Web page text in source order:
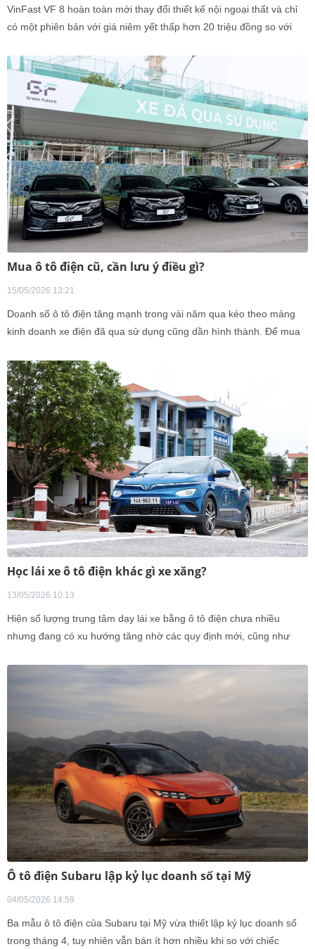
VinFast VF 8 hoàn toàn mới thay đổi thiết kế nội ngoại thất và chỉ
có một phiên bản với giá niêm yết thấp hơn 20 triệu đồng so với
Mua ô tô điện cũ, cần lưu ý điều gì?
15/05/2026 13:21
Doanh số ô tô điện tăng mạnh trong vài năm qua kéo theo mảng
kinh doanh xe điện đã qua sử dụng cũng dần hình thành. Để mua
Học lái xe ô tô điện khác gì xe xăng?
13/05/2026 10:13
Hiện số lượng trung tâm dạy lái xe bằng ô tô điện chưa nhiều
nhưng đang có xu hướng tăng nhờ các quy định mới, cũng như
cần sớm được tháo gỡ.
Ô tô điện Subaru lập kỷ lục doanh số tại Mỹ
04/05/2026 14:59
Ba mẫu ô tô điện của Subaru tại Mỹ vừa thiết lập kỷ lục doanh số
trong tháng 4, tuy nhiên vẫn bán ít hơn nhiều khi so với chiếc